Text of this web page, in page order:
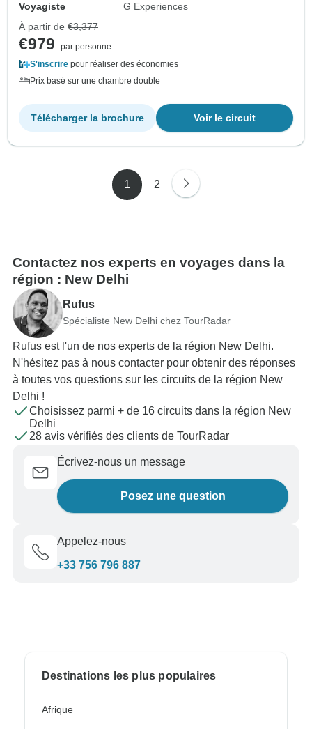
Voyagiste
G Experiences
À partir de €3,377
€979
par personne
S'inscrire pour réaliser des économies
Prix basé sur une chambre double
Voir le circuit
Télécharger la brochure
1 2
Contactez nos experts en voyages dans la
région : New Delhi
Rufus
Spécialiste New Delhi chez TourRadar
Rufus est l'un de nos experts de la région New Delhi.
N'hésitez pas à nous contacter pour obtenir des réponses
à toutes vos questions sur les circuits de la région New
Delhi !
Choisissez parmi + de 16 circuits dans la région New
Delhi
28 avis vérifiés des clients de TourRadar
Écrivez-nous un message
Posez une question
Appelez-nous
+33 756 796 887
Destinations les plus populaires
Afrique